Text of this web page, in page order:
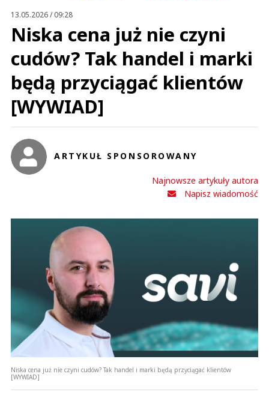
13.05.2026 / 09:28
Niska cena już nie czyni
cudów? Tak handel i marki
będą przyciągać klientów
[WYWIAD]
ARTYKUŁ SPONSOROWANY
Najnowsze artykuły autora
Napisz wiadomość
Niska cena już nie czyni cudów? Tak handel i marki będą przyciągać klientów
[WYWIAD]